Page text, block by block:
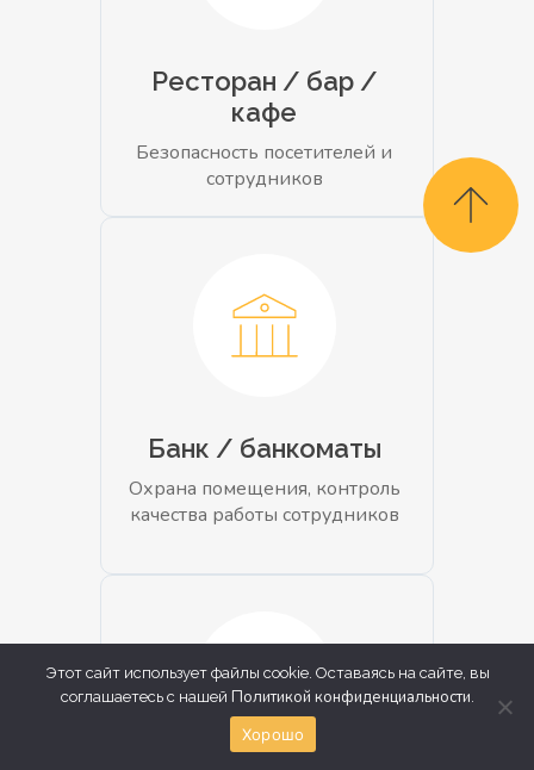
Ресторан / бар /
кафе
Безопасность посетителей и
сотрудников
Банк / банкоматы
Охрана помещения, контроль
качества работы сотрудников
Этот сайт использует файлы cookie. Оставаясь на сайте, вы
соглашаетесь с нашей Политикой конфиденциальности.
Хорошо